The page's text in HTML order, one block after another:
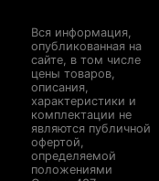
Вся информация,
опубликованная на
сайте, в том числе
цены товаров,
описания,
характеристики и
комплектации не
являются публичной
офертой,
определяемой
положениями